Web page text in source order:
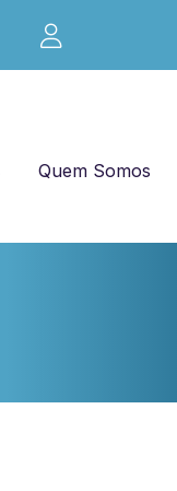
Quem Somos